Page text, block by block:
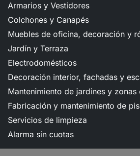
Armarios y Vestidores
Colchones y Canapés
Muebles de oficina, decoración y
Jardín y Terraza
Electrodomésticos
Decoración interior, fachadas y
Mantenimiento de jardines y zonas
Fabricación y mantenimiento de
Servicios de limpieza
Alarma sin cuotas